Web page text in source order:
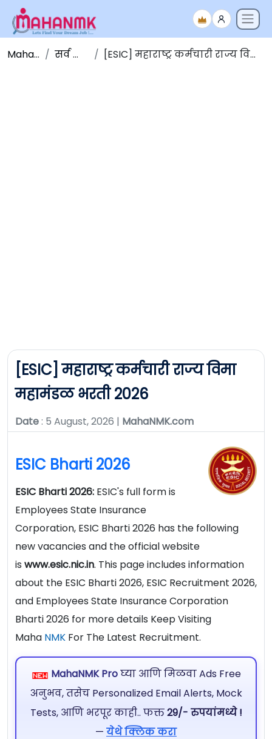
Maha NMK सर्व जाहिराती [ESIC] महाराष्ट्र कर्मचारी राज्य विमा महामंडळ भरती 2026
[ESIC] महाराष्ट्र कर्मचारी राज्य विमा
महामंडळ भरती 2026
Date: 5 August, 2026 | MahaNMK.com
ESIC Bharti 2026
ESIC Bharti 2026: ESIC's full form is
Employees State Insurance
Corporation, ESIC Bharti 2026 has the following
new vacancies and the official website
is www.esic.nic.in. This page includes information
about the ESIC Bharti 2026, ESIC Recruitment 2026,
and Employees State Insurance Corporation
Bharti 2026 for more details Keep Visiting
Maha NMK For The Latest Recruitment.
MahaNMK Proघ्या आणि मिळवा Ads Free
अनुभव, तसेच Personalized Email Alerts, Mock
Tests, आणि भरपूर काही.. फक्त29/- रुपयांमध्ये !
— येथे क्लिक करा